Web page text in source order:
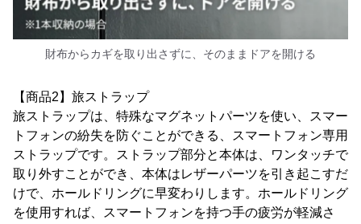
財布からカギを取り出さずに、そのままドアを開ける
【商品2】旅ストラップ
旅ストラップは、特殊なマグネットパーツを使い、スマー
トフォンの紛失を防ぐことができる、スマートフォン専用
ストラップです。ストラップ部分と本体は、ワンタッチで
取り外すことができ、本体はレザーパーツを引き起こすだ
けで、ホールドリングに早変わりします。ホールドリング
を使用すれば、スマートフォンを持つ手の疲労が軽減さ